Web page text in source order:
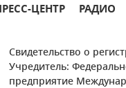
ЦЕНТР РАДИО
Свидетельство о
Учредитель:
предприятие